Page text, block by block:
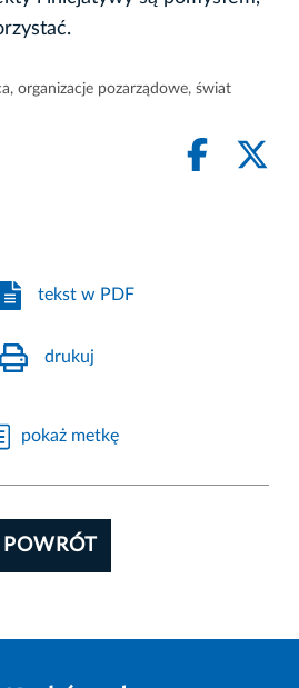
, organizacje pozarządowe, świat
tekst w PDF
drukuj
pokaż metkę
POWRÓT